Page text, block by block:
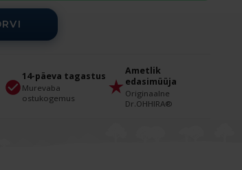
14-päeva tagastus
Murevaba
ostukogemus
Ametlik
edasimüüja
Originaalne
Dr.OHHIRA®